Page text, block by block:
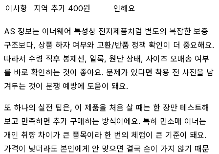
이사항
지역 추가 400원
인해요
AS 정보는 이너웨어 특성상 전자제품처럼 별도의 복잡한 보증
구조보다, 상품 하자 여부와 교환/반품 정책 확인이 더 중요해요.
따라서 수령 직후 봉제선, 얼룩, 원단 상태, 사이즈 오배송 여부
를 바로 확인하는 것이 좋아요. 문제가 있다면 착용 전 사진을 남
겨두는 것이 분쟁 예방에 도움이 돼요.
또 하나의 실전 팁은, 이 제품을 처음 살 때는 한 장만 테스트해
보고 만족하면 추가 구매하는 방식이에요. 특히 민소매 이너는
개인 취향 차이가 큰 품목이라 한 번의 체험이 큰 기준이 돼요.
가격이 낮더라도 본인에게 안 맞으면 결국 손이 가지 않기 때문